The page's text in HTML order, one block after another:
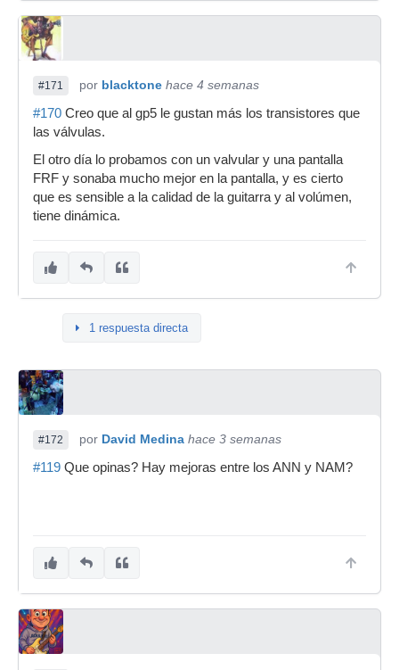
#171 por blacktone hace 4 semanas
#170 Creo que al gp5 le gustan más los transistores que
las válvulas.
El otro día lo probamos con un valvular y una pantalla
FRF y sonaba mucho mejor en la pantalla, y es cierto
que es sensible a la calidad de la guitarra y al volúmen,
tiene dinámica.
1 respuesta directa
#172 por David Medina hace 3 semanas
#119 Que opinas? Hay mejoras entre los ANN y NAM?